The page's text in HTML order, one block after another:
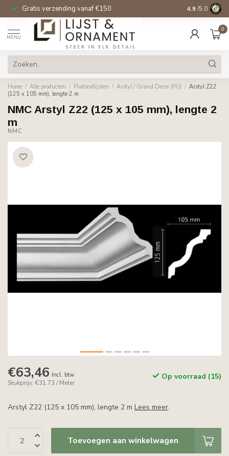
Gratis verzending vanaf €150 14 dagen
4.9 /5.0
MENU
0
Home / Alle producten / Plafondlijsten / Arstyl / Grand Decor (PU) / Arstyl Z22
(125 x 105 mm), lengte 2 m
NMC Arstyl Z22 (125 x 105 mm), lengte 2
m
NMC
€63,46 Incl. btw
Stukprijs: €31,73 / Meter
Op voorraad (15)
Arstyl Z22 (125 x 105 mm), lengte 2 m Lees meer.
Toevoegen aan winkelwagen